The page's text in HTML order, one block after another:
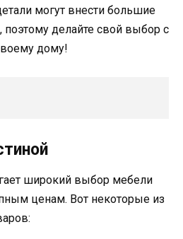
могут внести большие
поэтому делайте свой выбор с
дому!
широкий выбор мебели
ценам. Вот некоторые из